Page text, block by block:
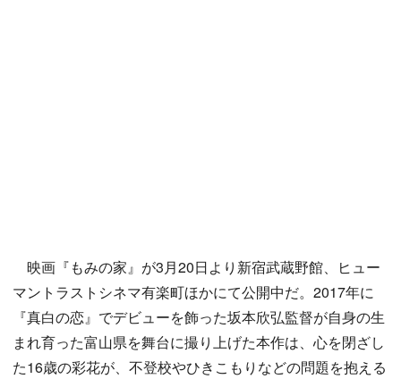
映画『もみの家』が3月20日より新宿武蔵野館、ヒュー
マントラストシネマ有楽町ほかにて公開中だ。2017年に
『真白の恋』でデビューを飾った坂本欣弘監督が自身の生
まれ育った富山県を舞台に撮り上げた本作は、心を閉ざし
た16歳の彩花が、不登校やひきこもりなどの問題を抱える